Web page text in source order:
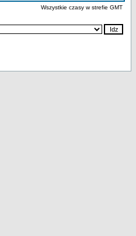
Wszystkie czasy w strefie GMT